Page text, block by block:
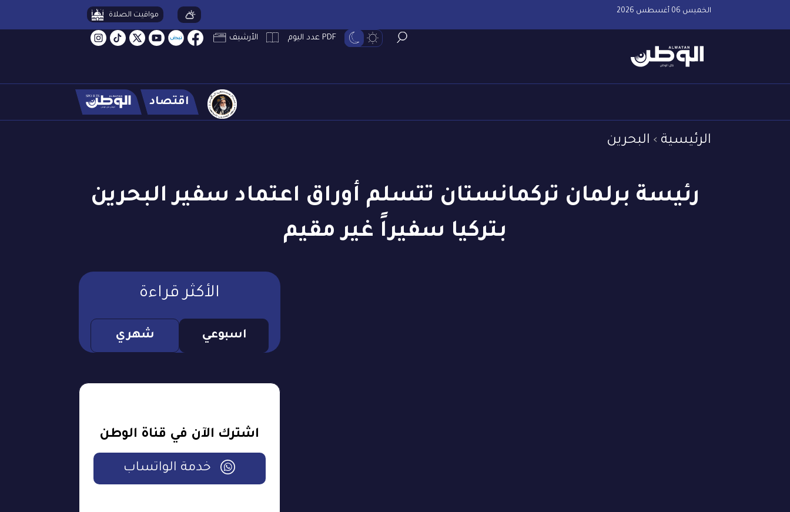
الخميس 06 أغسطس 2026 مواقيت الصلاة
PDF عدد اليوم الأرشيف
اقتصاد
الرئيسية البحرين
رئيسة برلمان تركمانستان تتسلم أوراق اعتماد سفير البحرين
بتركيا سفيراً غير مقيم
الأكثر قراءة
اسبوعي شهري
اشترك الآن في قناة الوطن
خدمة الواتساب